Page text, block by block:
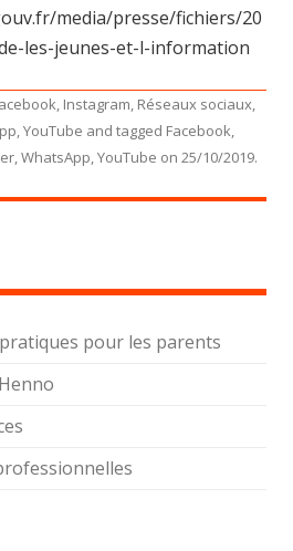
media/presse/fichiers/20
les-jeunes-et-l-information
, Instagram, Réseaux sociaux,
,YouTube and tagged Facebook,
,WhatsApp,YouTube on 25/10/2019.
pour les parents